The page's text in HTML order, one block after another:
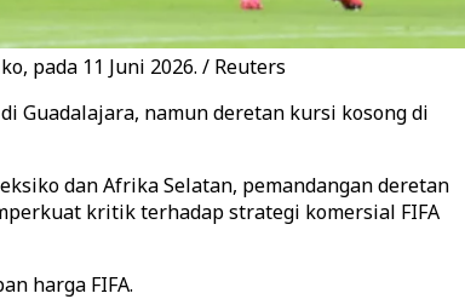
pada 11 Juni 2026. / Reuters
Guadalajara, namun deretan kursi kosong di
dan Afrika Selatan, pemandangan deretan
kritik terhadap strategi komersial FIFA
harga FIFA.